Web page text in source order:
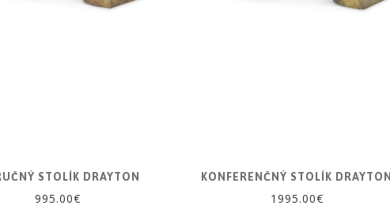
STOLÍK DRAYTON
995.00€
KONFERENČNÝ STOLÍK DRAYTON
1995.00€